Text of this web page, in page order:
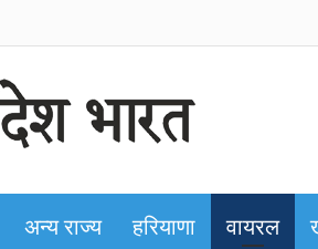
अन्य राज्य हरियाणा वायरल